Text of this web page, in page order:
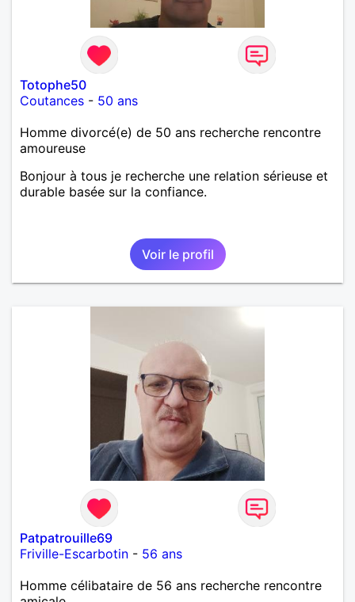
Totophe50
Coutances - 50 ans
Homme divorcé(e) de 50 ans recherche rencontre
amoureuse
Bonjour à tous je recherche une relation sérieuse et
durable basée sur la confiance.
Voir le profil
Patpatrouille69
Friville-Escarbotin - 56 ans
Homme célibataire de 56 ans recherche rencontre